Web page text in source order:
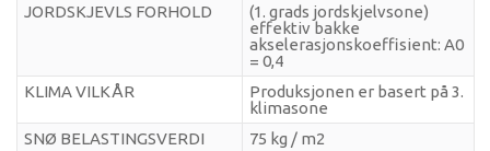
Karmod France Karmod Polska
Karmod Česko Karmod България
JORDSKJEVLS FORHOLD
(1. grads jordskjelvsone)
effektiv bakke
akselerasjonskoeffisient: A0
= 0,4
KLIMA VILKÅR
Produksjonen er basert på 3.
klimasone
SNØ BELASTINGSVERDI
75 kg / m2